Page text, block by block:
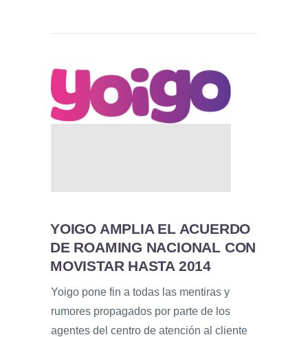
YOIGO AMPLIA EL ACUERDO
DE ROAMING NACIONAL CON
MOVISTAR HASTA 2014
Yoigo pone fin a todas las mentiras y
rumores propagados por parte de los
agentes del centro de atención al cliente